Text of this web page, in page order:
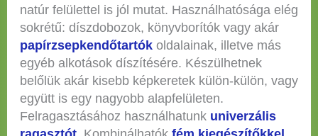
natúr felülettel is jól mutat. Használhatósága elég
sokrétű: díszdobozok, könyvborítók vagy akár
papírzsepkendőtartókoldalainak, illetve más
egyéb alkotások díszítésére. Készülhetnek
belőlük akár kisebb képkeretek külön-külön, vagy
együtt is egy nagyobb alapfelületen.
Felragasztásához használhatunk univerzális